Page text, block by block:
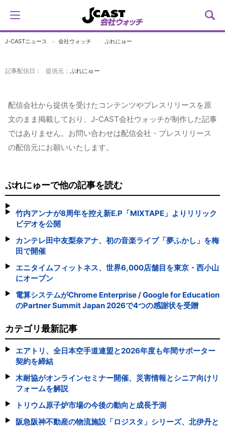
J-CASTニュース 会社ウォッチ ぷれにゅー
記事配信日： 提供元： ぷれにゅー
配信会社から提供を受けたコンテンツやプレスリリースを原
文のまま掲載しており、J-CAST会社ウォッチが制作した記事
ではありません。お問い合わせは配信会社・プレスリリース
の配信元にお願いいたします。
ぷれにゅーで他の記事を読む
竹内アンナが8周年を控え新E.P「MIXTAPE」よりリリック
ビデオを公開
カンテレ田中友梨奈アナ、初の音楽ライブ「夢ふかし」を梅
田で開催
エニタイムフィットネス、世界6,000店舗目を東京・西小山
にオープン
電算システムがChrome Enterprise / Google for Education
のPartner Summit Japan 2026で4つの感謝状を受贈
カテゴリ最新記事
エアトリ、全日本空手道連盟と2026年度も年間サポーター
契約を締結
木耐協がオンラインセミナー開催、災害情報とシニア向けリ
フォームを解説
トリウム原子炉市場の今後の動向と成長予測
阪急阪神不動産の物流施設「ロジスタ」シリーズ、北伊丹と